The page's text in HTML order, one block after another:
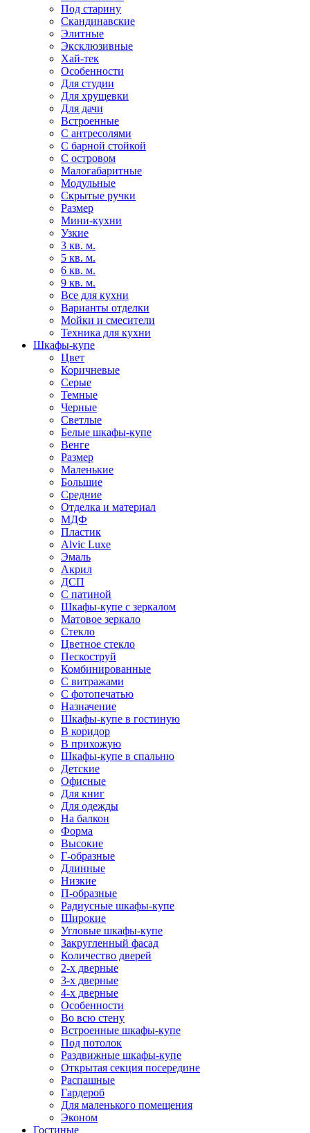
Под старину
Скандинавские
Элитные
Эксклюзивные
Хай-тек
Особенности
Для студии
Для хрущевки
Для дачи
Встроенные
С антресолями
С барной стойкой
С островом
Малогабаритные
Модульные
Скрытые ручки
Размер
Мини-кухни
Узкие
3 кв. м.
5 кв. м.
6 кв. м.
9 кв. м.
Все для кухни
Варианты отделки
Мойки и смесители
Техника для кухни
Шкафы-купе
Цвет
Коричневые
Серые
Темные
Черные
Светлые
Белые шкафы-купе
Венге
Размер
Маленькие
Большие
Средние
Отделка и материал
МДФ
Пластик
Alvic Luxe
Эмаль
Акрил
ДСП
С патиной
Шкафы-купе с зеркалом
Матовое зеркало
Стекло
Цветное стекло
Пескоструй
Комбинированные
С витражами
С фотопечатью
Назначение
Шкафы-купе в гостиную
В коридор
В прихожую
Шкафы-купе в спальню
Детские
Офисные
Для книг
Для одежды
На балкон
Форма
Высокие
Г-образные
Длинные
Низкие
П-образные
Радиусные шкафы-купе
Широкие
Угловые шкафы-купе
Закругленный фасад
Количество дверей
2-х дверные
3-х дверные
4-х дверные
Особенности
Во всю стену
Встроенные шкафы-купе
Под потолок
Раздвижные шкафы-купе
Открытая секция посередине
Распашные
Гардероб
Для маленького помещения
Эконом
Гостиные